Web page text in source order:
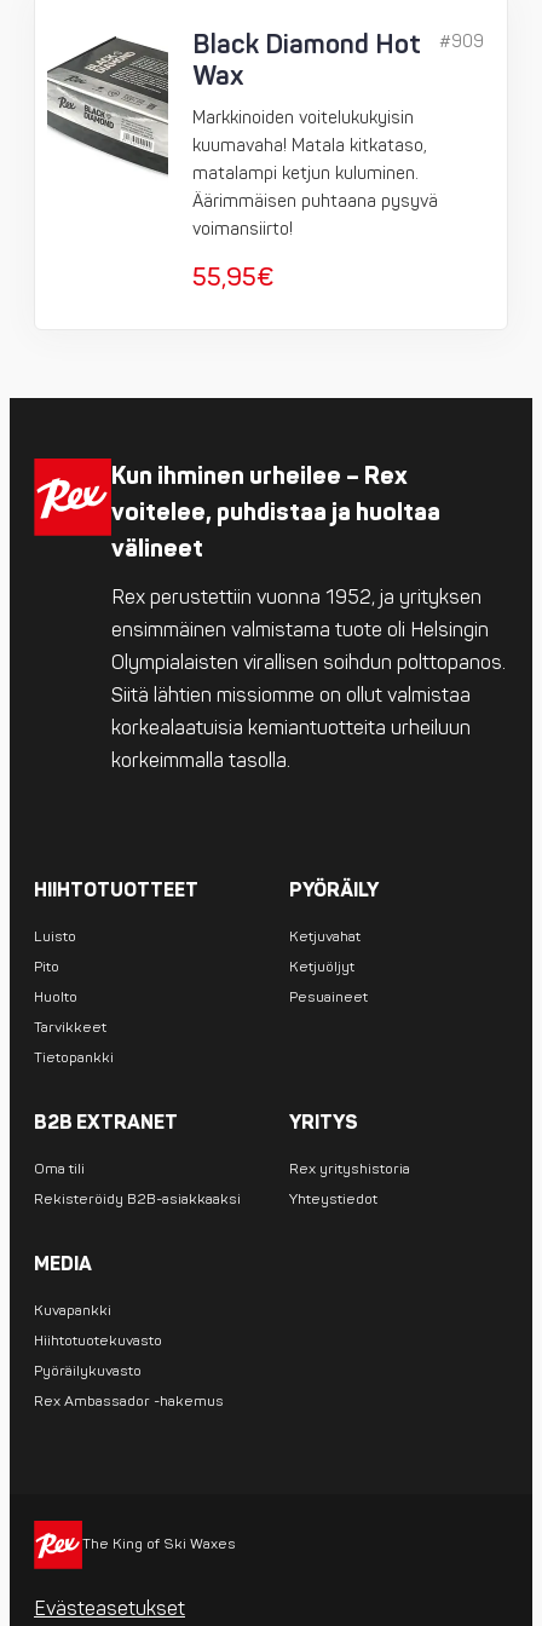
Black Diamond Hot
Wax
Markkinoiden voitelukukyisin
kuumavaha! Matala kitkataso,
matalampi ketjun kuluminen.
Äärimmäisen puhtaana pysyvä
voimansiirto!
#909
55,95€
Kun ihminen urheilee – Rex
voitelee, puhdistaa ja huoltaa
välineet
Rex perustettiin vuonna 1952, ja yrityksen
ensimmäinen valmistama tuote oli Helsingin
Olympialaisten virallisen soihdun polttopanos.
Siitä lähtien missiomme on ollut valmistaa
korkealaatuisia kemiantuotteita urheiluun
korkeimmalla tasolla.
HIIHTOTUOTTEET
Luisto
Pito
Huolto
Tarvikkeet
Tietopankki
PYÖRÄILY
Ketjuvahat
Ketjuöljyt
Pesuaineet
B2B EXTRANET
Oma tili
Rekisteröidy B2B-asiakkaaksi
YRITYS
Rex yrityshistoria
Yhteystiedot
MEDIA
Kuvapankki
Hiihtotuotekuvasto
Pyöräilykuvasto
Rex Ambassador -hakemus
The King of Ski Waxes
Evästeasetukset